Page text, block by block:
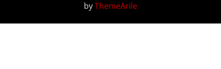
byThemeArile